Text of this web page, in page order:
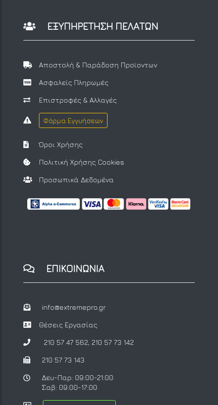
ΕΞΥΠΗΡΕΤΗΣΗ ΠΕΛΑΤΩΝ
Αποστολή & Παράδοση Προϊοντων
Ασφαλείς Πληρωμές
Επιστροφές & Αλλαγές
Φόρμα Εγγυήσεων
Όροι Χρήσης
Πολιτική Χρήσης Cookies
Προσωπικά Δεδομένα
ΕΠΙΚΟΙΝΩΝΙΑ
info@extremepro.gr
Θέσεις Εργασίας
210 57 47 562, 210 57 73 142
210 57 73 143
Δευ-Παρ: 09:00-21:00
Σαβ: 09:00-17:00